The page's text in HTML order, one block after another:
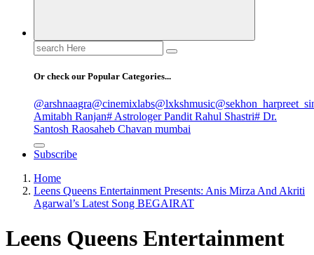
Search
for:
Or check our Popular Categories...
@arshnaagra@cinemixlabs@lxkshmusic
Amitabh Ranjan# Astrologer Pandit Rahul Shastri# Dr.
Santosh Raosaheb Chavan mumbai
Subscribe
Home
Leens Queens Entertainment Presents: Anis Mirza And Akriti
Agarwal’s Latest Song BEGAIRAT
Leens Queens Entertainment